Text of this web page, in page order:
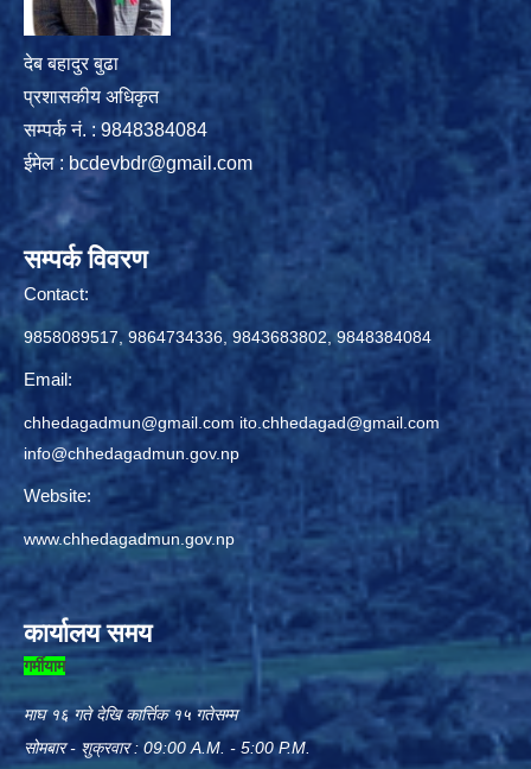
देब बहादुर बुढा
प्रशासकीय अधिकृत
सम्पर्क नं. : 9848384084
ईमेल : bcdevbdr@gmail.com
सम्पर्क विवरण
Contact:
9858089517, 9864734336, 9843683802, 9848384084
Email:
chhedagadmun@gmail.com ito.chhedagad@gmail.com
info@chhedagadmun.gov.np
Website:
www.chhedagadmun.gov.np
कार्यालय समय
गर्मीयाम
माघ १६ गते देखि कार्त्तिक १५ गतेसम्म
सोमबार - शुक्रवार : 09:00 A.M. - 5:00 P.M.